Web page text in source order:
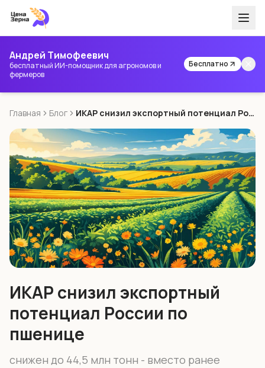
Андрей Тимофеевич
бесплатный ИИ-помощник для агрономов и
фермеров
Бесплатно
Главная Блог ИКАР снизил экспортный потенциал России по пшенице
ИКАР снизил экспортный
потенциал России по
пшенице
снижен до 44,5 млн тонн - вместо ранее